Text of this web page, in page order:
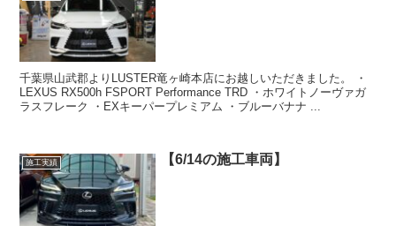
千葉県山武郡よりLUSTER竜ヶ崎本店にお越しいただきました。 ・
LEXUS RX500h FSPORT Performance TRD ・ホワイトノーヴァガ
ラスフレーク ・EXキーパープレミアム ・ブルーバナナ ...
施工実績 【6/14の施工車両】